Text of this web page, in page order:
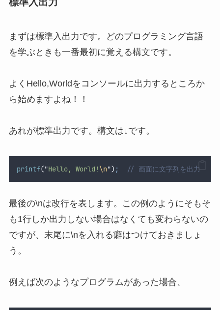
まずは標準入出力です。どのプログラミング言語
を学ぶときも一番最初に覚える構文です。
よくHello,Worldをコンソールに出力するところか
ら始めますよね！！
あれが標準出力です。構文は↓です。
printf("Hello, World! \n") ;
  // 画面に文字列を出力
最後の\nは改行を表します。この例のようにそもそ
も1行しか出力しない場合はなくても変わらないの
ですが、末尾に\nを入れる癖はつけておきましょ
う。
例えば次のようなプログラムがあった場合、